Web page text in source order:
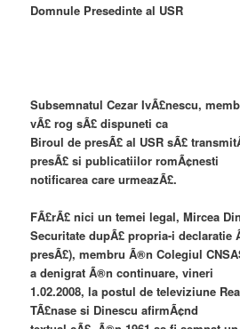
Domnule Presedinte al USR
Subsemnatul Cezar IvÃ£nescu,
vÃ£ rog sÃ£ dispuneti ca
Biroul de presÃ£ al USR sÃ£
presÃ£ si publicatiilor romÃ¢nesti
notificarea care urmeazÃ£.
FÃ£rÃ£ nici un temei legal, Mircea
Securitate dupÃ£ propria-i declaratie
presÃ£), membru Ã®n Colegiul
a denigrat Ã®n continuare, vineri
1.02.2008, la postul de televiziune
TÃ£nase si Dinescu afirmÃ¢nd